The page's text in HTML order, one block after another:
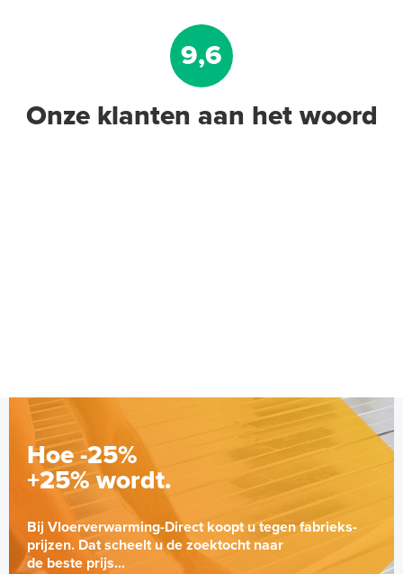
9,6
Onze klanten aan het woord
Hoe -25%
+25% wordt.
Bij Vloerverwarming-Direct koopt u tegen fabrieks-
prijzen. Dat scheelt u de zoektocht naar
de beste prijs...